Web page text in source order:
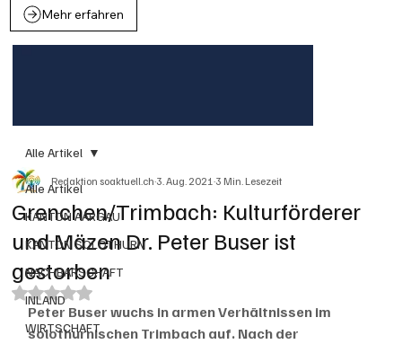
Mehr erfahren
Alle Artikel
KANTON AARGAU
KANTON SOLOTHURN
NACHBARSCHAFT
INLAND
WIRTSCHAFT
Alle Artikel
Grenchen/Trimbach: Kulturförderer
und Mäzen Dr. Peter Buser ist
gestorben
Redaktion soaktuell.ch3. Aug. 20213 Min. Lesezeit
Mit NaN von 5 Sternen bewertet.
Peter Buser wuchs in armen Verhältnissen im
solothurnischen Trimbach auf. Nach der